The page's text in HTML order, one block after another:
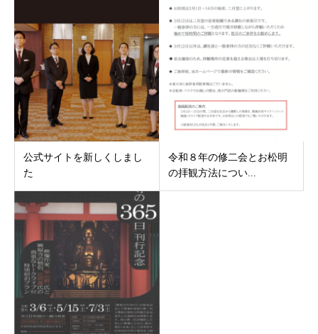
公式サイトを新しくしまし
た
令和８年の修二会とお松明
の拝観方法につい...